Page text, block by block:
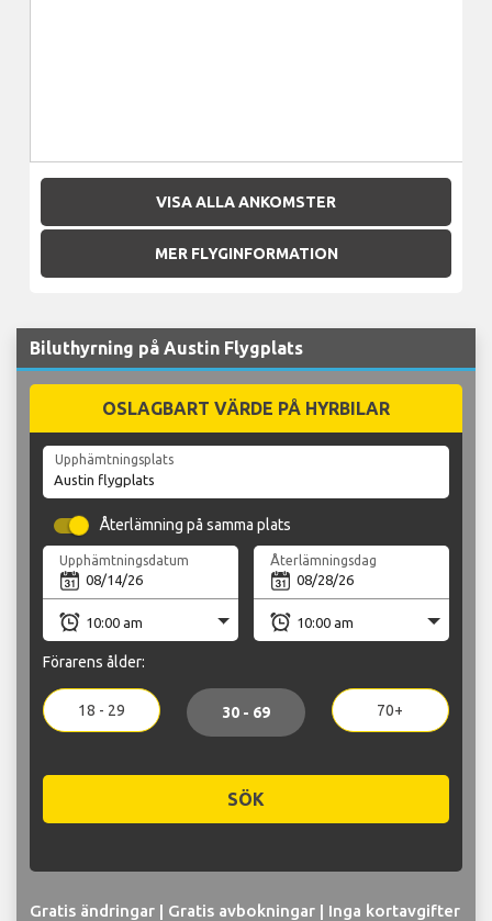
VISA ALLA ANKOMSTER
MER FLYGINFORMATION
Biluthyrning på Austin Flygplats
OSLAGBART VÄRDE PÅ HYRBILAR
Upphämtningsplats
Återlämning på samma plats
Upphämtningsdatum Återlämningsdag
Förarens ålder:
18 - 29 30 - 69 70+
SÖK
Gratis ändringar | Gratis avbokningar | Inga kortavgifter